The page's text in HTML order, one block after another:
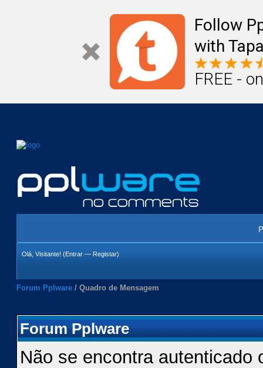
Follow
with
FREE -
Olá, Visitante! (Entrar — Registar)
Forum Pplware / Quadro de Mensagem
Forum Pplware
Não se encontra autenticado